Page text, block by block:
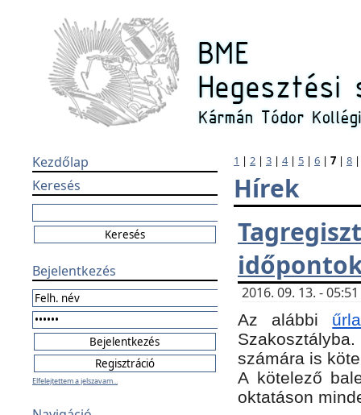
Kezdőlap
Keresés
Bejelentkezés
Elfelejtettem a jelszavam...
1 | 2 | 3 | 4| 5 | 6 | 7 | 8
Hírek
2016. 09. 13. -
Az alábbi
számára is
​A kötelező
oktatáson